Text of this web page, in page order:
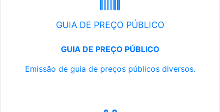
GUIA DE PREÇO PÚBLICO
GUIA DE PREÇO PÚBLICO
Emissão de guia de preços públicos diversos.